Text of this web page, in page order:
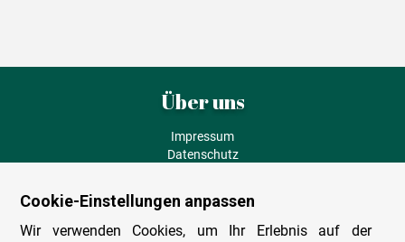
Über uns
Impressum
Datenschutz
Versand und Lieferung
Zahlungsarten
Cookie-Einstellungen anpassen
Wir verwenden Cookies, um Ihr Erlebnis auf der